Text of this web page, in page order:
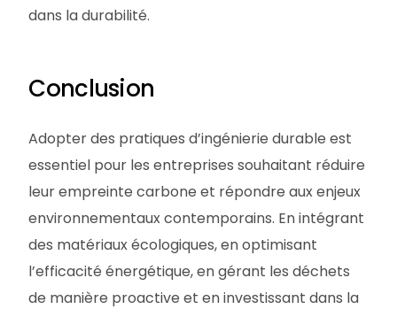
dans la durabilité.
Conclusion
Adopter des pratiques d’ingénierie durable est
essentiel pour les entreprises souhaitant réduire
leur empreinte carbone et répondre aux enjeux
environnementaux contemporains. En intégrant
des matériaux écologiques, en optimisant
l’efficacité énergétique, en gérant les déchets
de manière proactive et en investissant dans la